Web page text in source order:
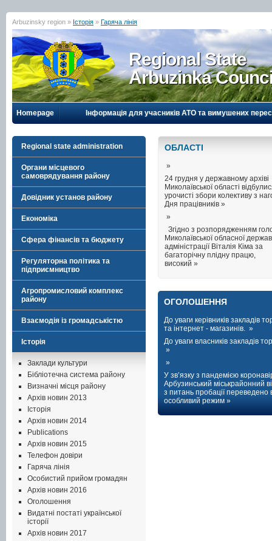
Arbuzinsky region » Історія » Гаряча лінія
Regional State
Arbuzinka
Homepage Інформація для учасників АТО та вимушених
Regional state administration
Органи місцевого
самоврядування району
Довідник установ району
Економіка
Сфера фінансів та бюджету
Регуляторна політика та
підприємництво
Агропромисловий комплекс
району
Взаємодія із громадськістю
Історія
Заклади культури
Бібліотечна система району
Визначні місця району
Архів новин 2013
Історія
Архів новин 2014
Publications
Архів новин 2015
Телефон довіри
Гаряча лінія
Особистий прийом громадян
Архів новин 2016
Оголошення
Видатні постаті української
історії
Архів новин 2017
ОБЛАСТI
»
24 грудня у державному архіві
Миколаївської області
урочисті збори колективу з
Дня працівників »
»
Згідно з розпорядженням
Миколаївської обласної
адміністрації Віталія Кіма за
багаторічну плідну працю,
високий »
ОГОЛОШЕННЯ
До уваги керівників закладів
та інтернет - магазинів. »
До уваги власників закладів
»
»
У зв’язку з пандемією
Арбузинський міськрайонний
з питань пробації переведено
особливий режим »